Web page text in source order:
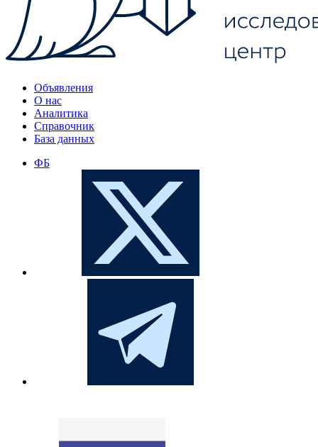
Объявления
О нас
Аналитика
Справочник
База данных
ФБ